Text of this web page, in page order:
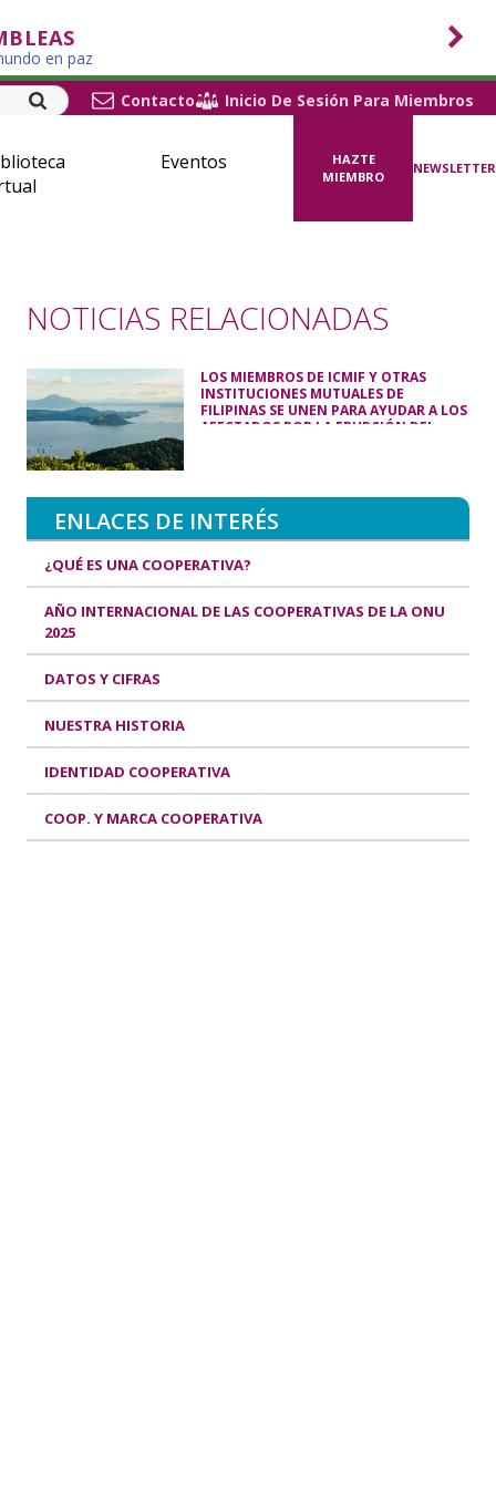
en paz
Contacto
Inicio De Sesión Para Miembros
Eventos
HAZTE
MIEMBRO
NEWSLETTER
NOTICIAS RELACIONADAS
LOS MIEMBROS DE ICMIF Y OTRAS
INSTITUCIONES MUTUALES DE
FILIPINAS SE UNEN PARA AYUDAR A LOS
AFECTADOS POR LA ERUPCIÓN DEL
ENLACES DE INTERÉS
¿QUÉ ES UNA COOPERATIVA?
AÑO INTERNACIONAL DE LAS COOPERATIVAS DE LA ONU
2025
DATOS Y CIFRAS
NUESTRA HISTORIA
IDENTIDAD COOPERATIVA
COOP. Y MARCA COOPERATIVA